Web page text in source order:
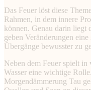
Das Feuer löst diese
Rahmen, in dem innere
können. Genau darin liegt
geben Veränderungen
Übergänge bewusster zu
Neben dem Feuer spielt
Wasser eine wichtige
Morgendämmerung Tau